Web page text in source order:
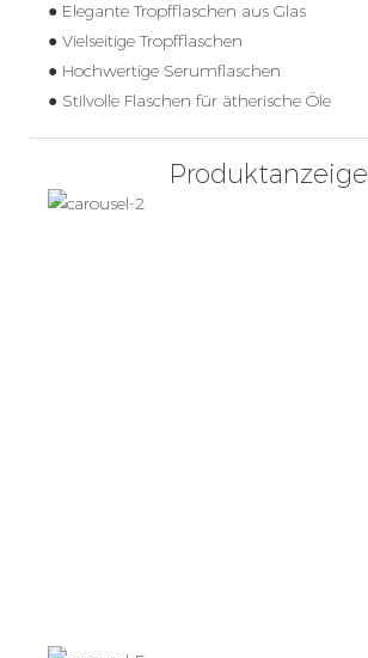
● Elegante Tropfflaschen aus Glas
● Vielseitige Tropfflaschen
● Hochwertige Serumflaschen
● Stilvolle Flaschen für ätherische Öle
Produktanzeige